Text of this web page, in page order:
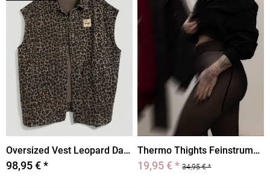
Oversized Vest Leopard Dark Brown
98,95 € *
Thermo Thights Feinstrumpfoptik
19,95 € * 34,95 € *